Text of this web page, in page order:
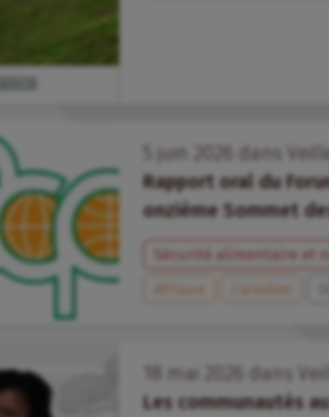
juin dans
Rapport oral du
onzième Sommet
Sécurité alimentaire et
Afrique
Caraïbes
mai dans
Les communautés